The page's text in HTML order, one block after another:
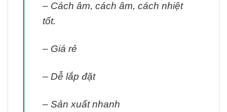
– Cách âm, cách âm, cách nhiệt
tốt.
– Giá rẻ
– Dễ lắp đặt
– Sản xuất nhanh